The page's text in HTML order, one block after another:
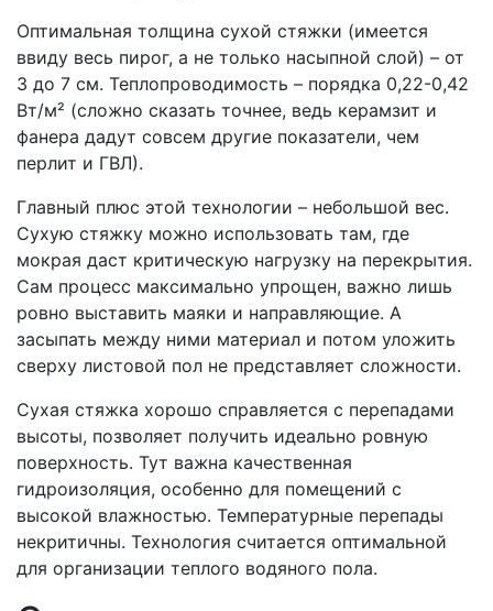
Оптимальная толщина сухой стяжки (имеется
ввиду весь пирог, а не только насыпной слой) – от
3 до 7 см. Теплопроводимость – порядка 0,22-0,42
Вт/м² (сложно сказать точнее, ведь керамзит и
фанера дадут совсем другие показатели, чем
перлит и ГВЛ).
Главный плюс этой технологии – небольшой вес.
Сухую стяжку можно использовать там, где
мокрая даст критическую нагрузку на перекрытия.
Сам процесс максимально упрощен, важно лишь
ровно выставить маяки и направляющие. А
засыпать между ними материал и потом уложить
сверху листовой пол не представляет сложности.
Сухая стяжка хорошо справляется с перепадами
высоты, позволяет получить идеально ровную
поверхность. Тут важна качественная
гидроизоляция, особенно для помещений с
высокой влажностью. Температурные перепады
некритичны. Технология считается оптимальной
для организации теплого водяного пола.